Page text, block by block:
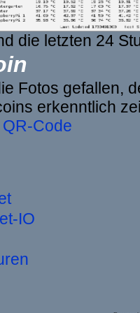
die letzten 24
Fotos gefallen,
erkenntlich
Code
IO